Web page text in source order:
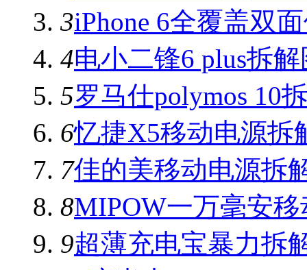
3iPhone 6全覆盖双
4电小二锋6 plus拆
5罗马仕polymos 10
6忆捷X5移动电源拆
7佳的美移动电源拆
8MIPOW一万毫安
9超薄充电宝暴力拆